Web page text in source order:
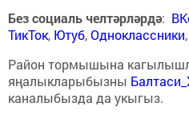
Без социаль челтәрләрдә:
ТикТок, Ютуб,Одноклассники,
Район тормышына
яңалыкларыбызны
каналыбызда да укыгыз.